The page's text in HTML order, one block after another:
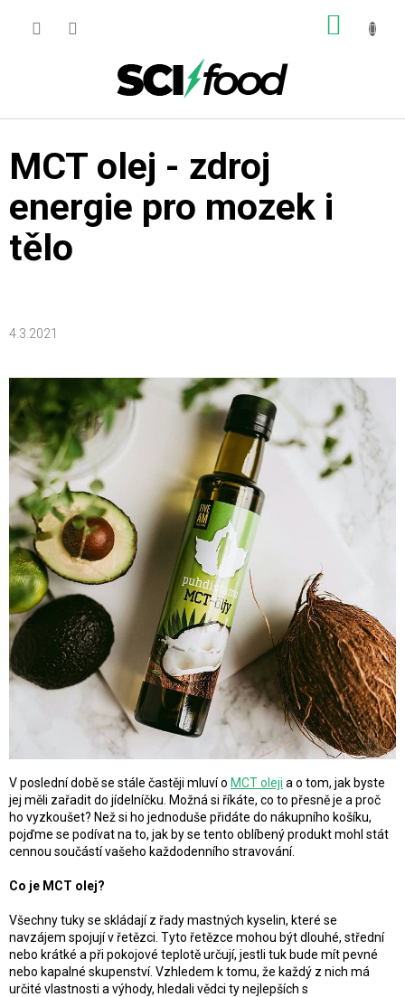
MCT olej - zdroj
energie pro mozek i
tělo
4.3.2021
V poslední době se stále častěji mluví o MCT oleji a o tom, jak byste
jej měli zařadit do jídelníčku. Možná si říkáte, co to přesně je a proč
ho vyzkoušet? Než si ho jednoduše přidáte do nákupního košíku,
pojďme se podívat na to, jak by se tento oblíbený produkt mohl stát
cennou součástí vašeho každodenního stravování.
Co je MCT olej?
Všechny tuky se skládají z řady mastných kyselin, které se
navzájem spojují v řetězci. Tyto řetězce mohou být dlouhé, střední
nebo krátké a při pokojové teplotě určují, jestli tuk bude mít pevné
nebo kapalné skupenství. Vzhledem k tomu, že každý z nich má
určité vlastnosti a výhody, hledali vědci ty nejlepších s